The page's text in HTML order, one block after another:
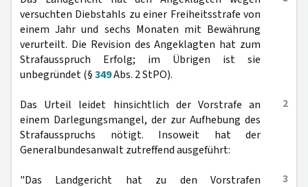
versuchten Diebstahls zu einer Freiheitsstrafe von
einem Jahr und sechs Monaten mit Bewährung
verurteilt. Die Revision des Angeklagten hat zum
Strafausspruch Erfolg; im Übrigen ist sie
unbegründet (§349Abs. 2 StPO).
2
Das Urteil leidet hinsichtlich der Vorstrafe an
einem Darlegungsmangel, der zur Aufhebung des
Strafausspruchs nötigt. Insoweit hat der
Generalbundesanwalt zutreffend ausgeführt:
3
"Das Landgericht hat zu den Vorstrafen